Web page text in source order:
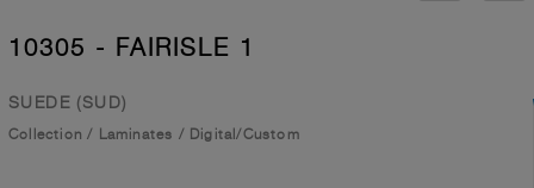
10305 - FAIRISLE 1
SUEDE (SUD)
Collection / Laminates / Digital/Custom